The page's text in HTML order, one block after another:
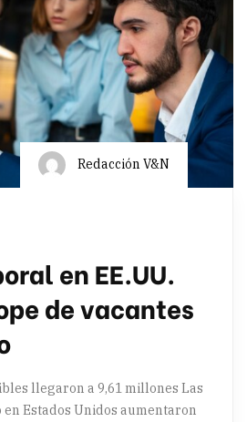
Redacción V&N
en EE.UU.
de vacantes
llegaron a 9,61 millones Las
Estados Unidos aumentaron